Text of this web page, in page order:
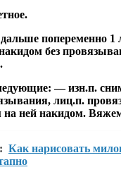
попеременно 1
без
— изн.п.
лиц.п.
на ней накидом.
Как нарисовать